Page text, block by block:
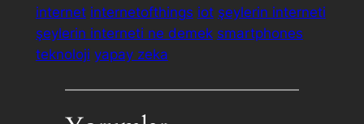
internet internetofthings iot şeylerin interneti
şeylerin interneti ne demek smartphones
teknoloji yapay zeka